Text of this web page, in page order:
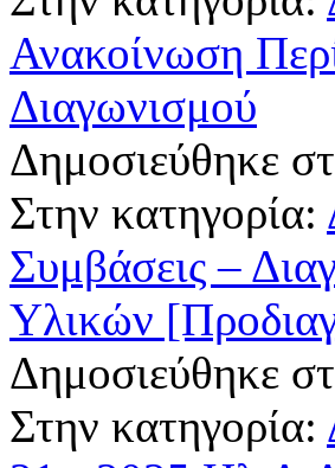
Ανακοίνωση
Διαγωνισμού
Δημοσιεύθηκε
Στην κατηγορία:
Συμβάσεις –
Υλικών
Δημοσιεύθηκε
Στην κατηγορία: